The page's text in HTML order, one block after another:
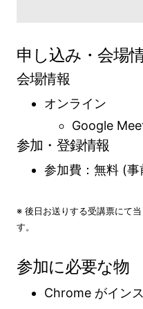
申し込み・会場
会場情報
オンライン
Google
参加・登録情報
参加費：無料 (事
※ 後日お送りする受講票にて
す。
参加に必要な物
Chrome がイン